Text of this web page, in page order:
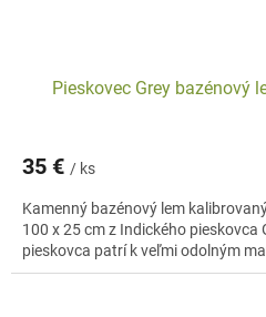
Pieskovec Grey bazénový
35 € / ks
Kamenný bazénový lem
100 x 25 cm z Indického pieskovca
pieskovca patrí k veľmi odolným